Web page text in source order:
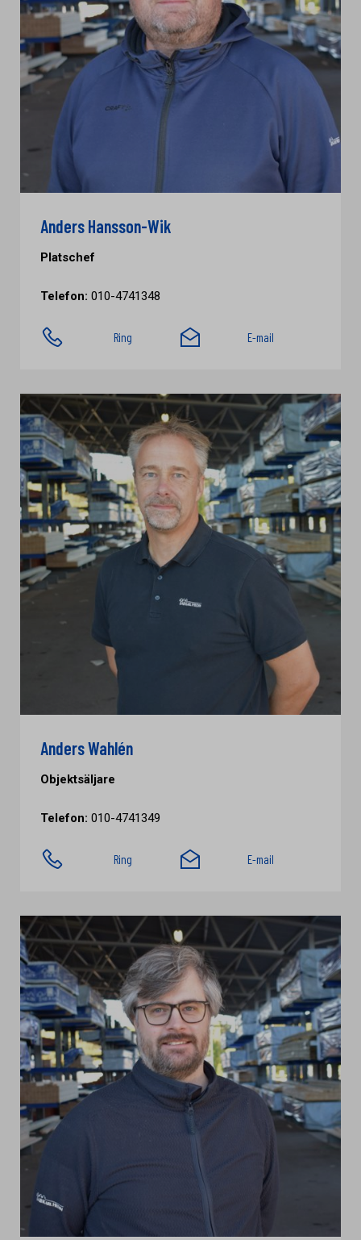
Anders Hansson-Wik
Platschef
Telefon: 010-4741348
Ring E-mail
Anders Wahlén
Objektsäljare
Telefon: 010-4741349
Ring E-mail